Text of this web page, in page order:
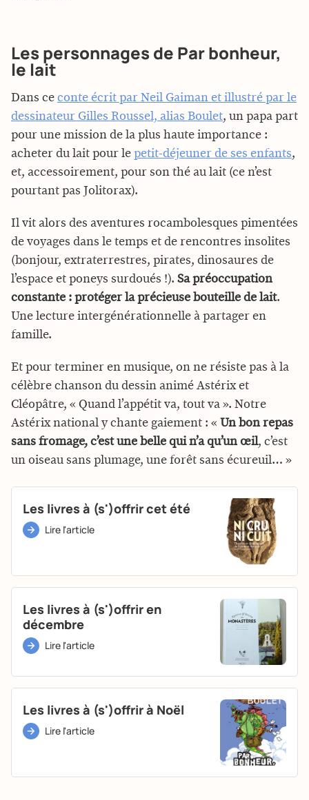
Les personnages de Par bonheur,
le lait
Dans ce conte écrit par Neil Gaiman et illustré par le
dessinateur Gilles Roussel, alias Boulet, un papa part
pour une mission de la plus haute importance :
acheter du lait pour le petit-déjeuner de ses enfants,
et, accessoirement, pour son thé au lait (ce n’est
pourtant pas Jolitorax).
Il vit alors des aventures rocambolesques pimentées
de voyages dans le temps et de rencontres insolites
(bonjour, extraterrestres, pirates, dinosaures de
l’espace et poneys surdoués !). Sa préoccupation
constante : protéger la précieuse bouteille de lait.
Une lecture intergénérationnelle à partager en
famille.
Et pour terminer en musique, on ne résiste pas à la
célèbre chanson du dessin animé Astérix et
Cléopâtre, « Quand l’appétit va, tout va ». Notre
Astérix national y chante gaiement : « Un bon repas
sans fromage, c’est une belle qui n’a qu’un œil, c’est
un oiseau sans plumage, une forêt sans écureuil… »
Les livres à (s')offrir cet été
Lire l'article
Les livres à (s')offrir en
décembre
Lire l'article
Les livres à (s')offrir à Noël
Lire l'article